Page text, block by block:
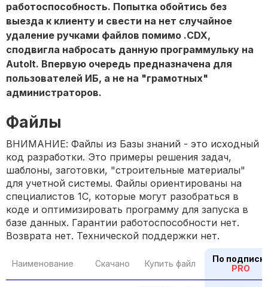
работоспособность. Попытка обойтись без
выезда к клиенту и свести на нет случайное
удаление ручками файлов помимо .CDX,
сподвигла набросать данную программульку на
AutoIt. Впервую очередь предназначена для
пользователей ИБ, а не на "грамотных"
администраторов.
Файлы
ВНИМАНИЕ: Файлы из Базы знаний - это исходный
код разработки. Это примеры решения задач,
шаблоны, заготовки, "строительные материалы"
для учетной системы. Файлы ориентированы на
специалистов 1С, которые могут разобраться в
коде и оптимизировать программу для запуска в
базе данных. Гарантии работоспособности нет.
Возврата нет. Технической поддержки нет.
Наименование Скачано Купить файл
По
PRO